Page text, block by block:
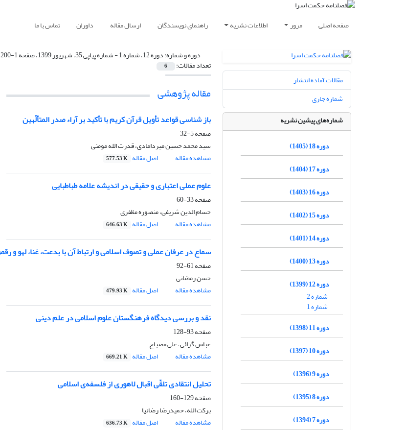
صفحه اصلی مرور اطلاعات نشریه راهنمای نویسندگان ارسال مقاله داوران تماس با ما
دوره و شماره:دوره 12، شماره 1 - شماره پیاپی 35، شهریور 1399، صفحه 1-200
تعداد مقالات: 6
مقاله پژوهشی
باز شناسی قواعد تأویل قرآن کریم با تأکید بر آراء صدر المتألّهین
صفحه5-32
سید محمد حسین میردامادی، قدرت الله مومنی
مشاهده مقاله
اصل مقاله 577.53 K
علوم عملی اعتباری و حقیقی در اندیشه علامه طباطبایی
صفحه33-60
حسام الدین شریفی، منصوره مظفری
مشاهده مقاله
اصل مقاله 646.63 K
سماع در عرفان عملی و تصوف اسلامی و ارتباط آن با بدعت، غنا، لهو و
صفحه61-92
حسن رمضانی
مشاهده مقاله
اصل مقاله 479.93 K
نقد و بررسی دیدگاه فرهنگستان علوم اسلامی در علم دینی
صفحه93-128
عباس گرائی، علی مصباح
مشاهده مقاله
اصل مقاله 669.21 K
تحلیل انتقادی تلقّی اقبال لاهوری از فلسفه‌ی اسلامی
صفحه129-160
برکت الله، حمیدرضا رضانیا
مشاهده مقاله
اصل مقاله 636.73 K
مقالات آماده انتشار
شماره جاری
شماره‌های پیشین نشریه
دوره 18 (1405)
دوره 17 (1404)
دوره 16 (1403)
دوره 15 (1402)
دوره 14 (1401)
دوره 13 (1400)
دوره 12 (1399)
شماره 2
شماره 1
دوره 11 (1398)
دوره 10 (1397)
دوره 9 (1396)
دوره 8 (1395)
دوره 7 (1394)